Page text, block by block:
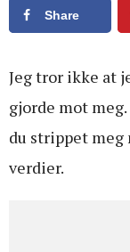
Share
Jeg tror ikke at
gjorde mot
du strippet
verdier.